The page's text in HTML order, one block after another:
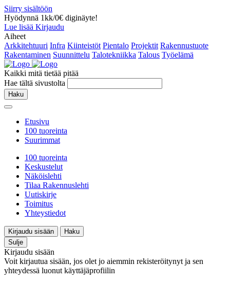
Siirry sisältöön
Hyödynnä 1kk/0€ diginäyte!
Lue lisää Kirjaudu
Aiheet
Arkkitehtuuri Infra Kiinteistöt Pientalo Projektit Rakennustuote
Rakentaminen Suunnittelu Talotekniikka Talous Työelämä
Kaikki mitä tietää pitää
Hae tältä sivustolta
Haku
Etusivu
100 tuoreinta
Suurimmat
100 tuoreinta
Keskustelut
Näköislehti
Tilaa Rakennuslehti
Uutiskirje
Toimitus
Yhteystiedot
Kirjaudu sisään
Haku
Sulje
Kirjaudu sisään
Voit kirjautua sisään, jos olet jo aiemmin rekisteröitynyt ja sen
yhteydessä luonut käyttäjäprofiilin